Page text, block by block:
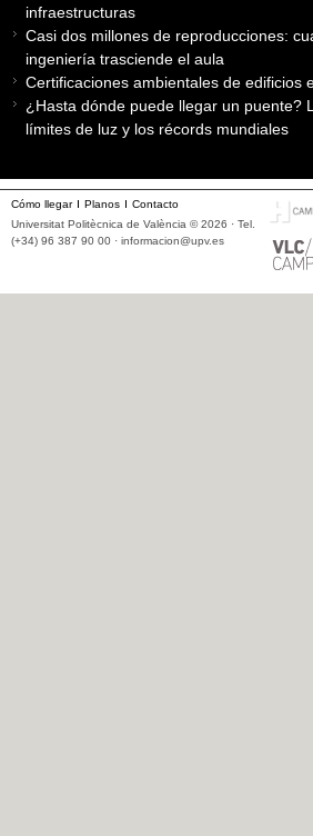
infraestructuras
Casi dos millones de reproducciones:
ingeniería trasciende el aula
Certificaciones ambientales de edificios
¿Hasta dónde puede llegar un puente?
límites de luz y los récords mundiales
Cómo llegar Planos
Contacto
Universitat Politècnica de València © 2026 · Tel.
(+34) 96 387 90 00 · informacion@upv.es